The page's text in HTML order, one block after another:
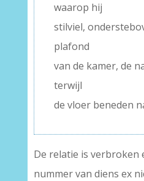
waarop hij
stilviel,
plafond
van de kamer, de
terwijl
de vloer beneden
De relatie is verbroken
nummer van diens ex